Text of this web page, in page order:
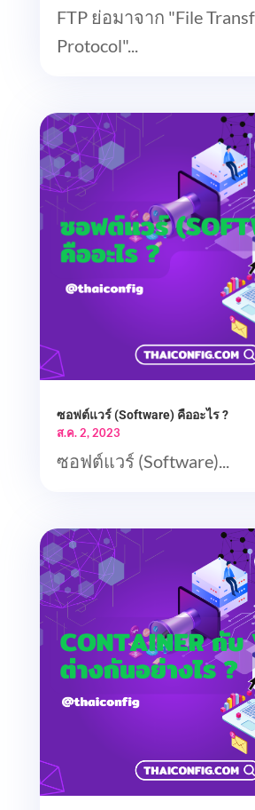
FTP ย่อมาจาก "File
Protocol"...
ซอฟต์แวร์ (Software) คืออะไร ?
ส.ค. 2, 2023
ซอฟต์แวร์ (Software)...